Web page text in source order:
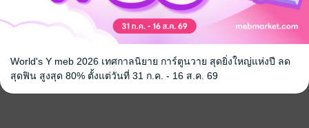
World's Y meb 2026 เทศกาลนิยาย การ์ตูนวาย สุดยิ่งใหญ่แห่งปี ลด
สุดฟิน สูงสุด 80% ตั้งแต่วันที่ 31 ก.ค. - 16 ส.ค. 69